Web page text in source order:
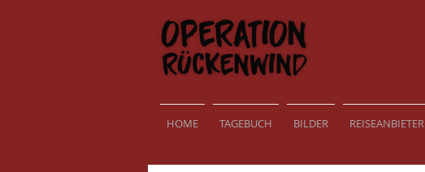
HOME TAGEBUCH BILDER REISEANBIETER